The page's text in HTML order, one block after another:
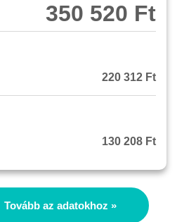
350 520 Ft
220 312 Ft
130 208 Ft
Tovább az adatokhoz »